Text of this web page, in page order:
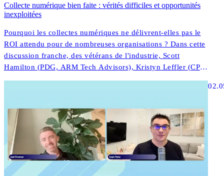
Collecte numérique bien faite : vérités difficiles et opportunités
inexploitées
Pourquoi les collectes numériques ne délivrent-elles pas le
ROI attendu pour de nombreuses organisations ? Dans cette
discussion franche, des vétérans de l'industrie, Scott
Hamilton (PDG, ARM Tech Advisors), Kristyn Leffler (CPO,